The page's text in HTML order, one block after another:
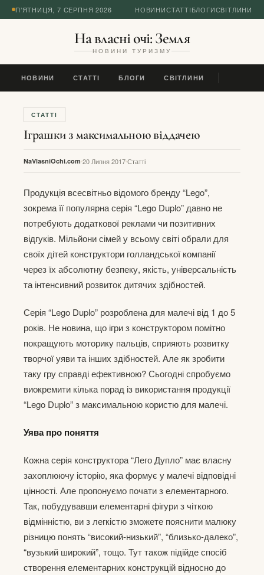
П’ЯТНИЦЯ, 7 СЕРПНЯ 2026 НОВИНИСТАТТІБЛОГИСВІТЛИНИ
На власні очі: Земля
НОВИНИ ТУРИЗМУ
НОВИНИ СТАТТІ БЛОГИ СВІТЛИНИ
СТАТТІ
Іграшки з максимальною віддачею
NaVlasniOchi.com 20 Липня 2017Статті
Продукція всесвітньо відомого бренду “Lego”,
зокрема її популярна серія “Lego Duplo” давно не
потребують додаткової реклами чи позитивних
відгуків. Мільйони сімей у всьому світі обрали для
своїх дітей конструктори голландської компанії
через їх абсолютну безпеку, якість, універсальність
та інтенсивний розвиток дитячих здібностей.
Серія “Lego Duplo” розроблена для малечі від 1 до 5
років. Не новина, що ігри з конструктором помітно
покращують моторику пальців, сприяють розвитку
творчої уяви та інших здібностей. Але як зробити
таку гру справді ефективною? Сьогодні спробуємо
виокремити кілька порад із використання продукції
“Lego Duplo” з максимальною користю для малечі.
Уява про поняття
Кожна серія конструктора “Лего Дупло” має власну
захоплюючу історію, яка формує у малечі відповідні
цінності. Але пропонуємо почати з елементарного.
Так, побудувавши елементарні фігури з чіткою
відмінністю, ви з легкістю зможете пояснити малюку
різницю понять “високий-низький”, “близько-далеко”,
“вузький широкий”, тощо. Тут також підійде спосіб
створення елементарних конструкцій відносно до